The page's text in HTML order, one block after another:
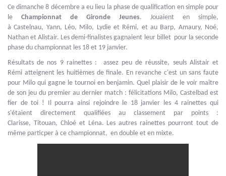
Ce dimanche 8 décembre a eu lieu la phase de qualification en simple pour
le Championnat de Gironde Jeunes. Jouaient en simple,
à Castelnau, Yann, Léo, Milo, Lydie et Rémi, et au Barp, Amaury, Noé,
Nathan et Alistair. Les demi-finalistes gagnaient leur billet pour la seconde
phase du championnat les 18 et 19 janvier.
Résultats de nos 9 rainettes : assez peu de réussite, seuls Alistair et
Rémi atteignent les huitièmes de finale. En revanche c'est un sans faute
pour Milo qui gagne le tournoi en benjamin. Quel plaisir de le voir maître
de son jeu du premier au dernier match : félicitations Milo, Castelbad est
fier de toi ! Il pourra ainsi rejoindre le 18 janvier les 4 rainettes qui
s'étaient directement qualifiées au classement par points :
Clarisse, Titouan, Chloé et Léna. Les autres rainettes pourront tout de
même particper à ce championnat, en double et en mixte.